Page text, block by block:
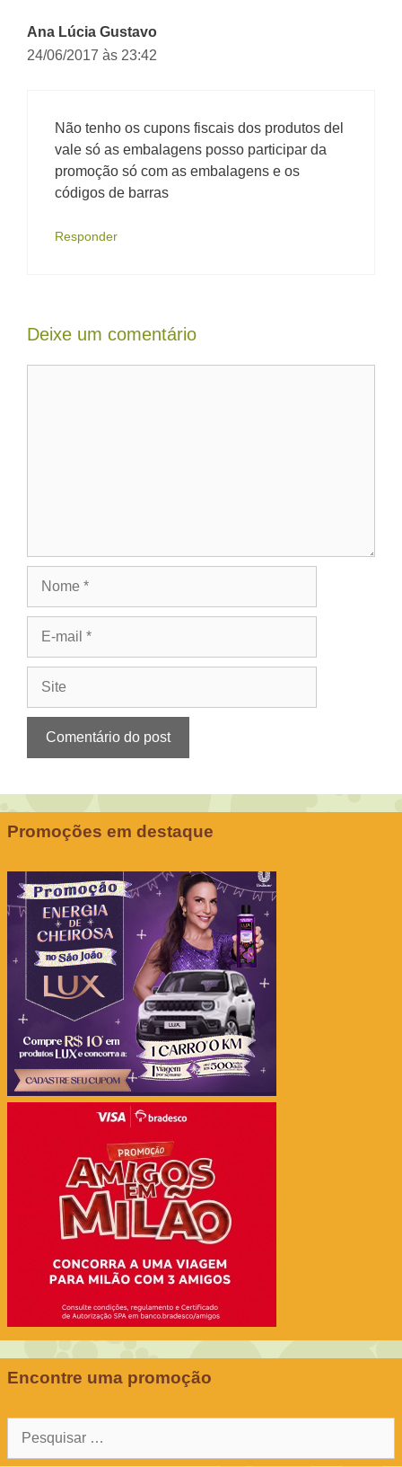
Ana Lúcia Gustavo
24/06/2017 às 23:42
Não tenho os cupons fiscais dos produtos del
vale só as embalagens posso participar da
promoção só com as embalagens e os
códigos de barras
Responder
Deixe um comentário
Promoções em destaque
Encontre uma promoção
Pesquisar